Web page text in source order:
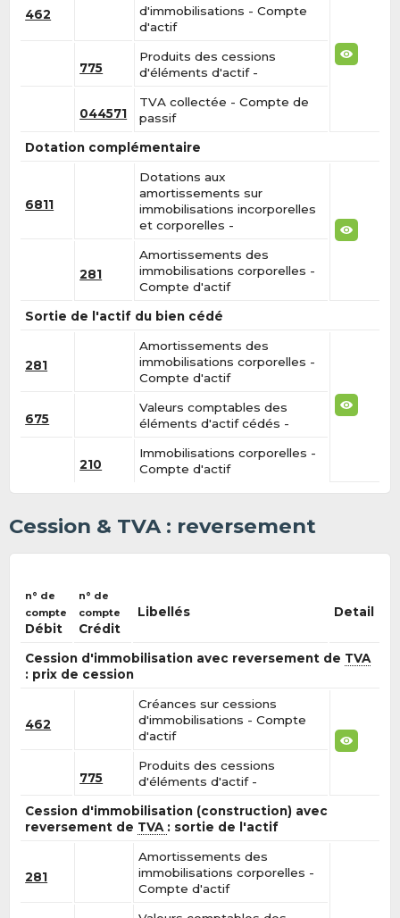
462
d'immobilisations - Compte
d'actif
775
Produits des cessions
d'éléments d'actif -
044571
TVA collectée - Compte de
passif
Dotation complémentaire
6811
Dotations aux
amortissements sur
immobilisations incorporelles
et corporelles -
281
Amortissements des
immobilisations corporelles -
Compte d'actif
Sortie de l'actif du bien cédé
281
Amortissements des
immobilisations corporelles -
Compte d'actif
675
Valeurs comptables des
éléments d'actif cédés -
210
Immobilisations corporelles -
Compte d'actif
Cession & TVA : reversement
n° de
compte
Débit
n° de
compte
Crédit
Libellés Detail
Cession d'immobilisation avec reversement de TVA
: prix de cession
462
Créances sur cessions
d'immobilisations - Compte
d'actif
775
Produits des cessions
d'éléments d'actif -
Cession d'immobilisation (construction) avec
reversement de TVA : sortie de l'actif
281
Amortissements des
immobilisations corporelles -
Compte d'actif